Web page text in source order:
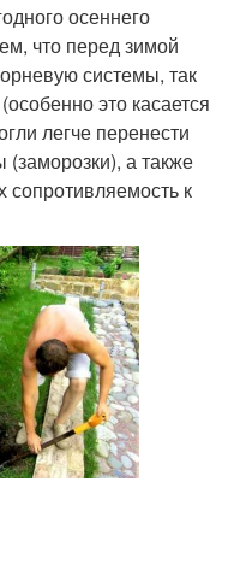
осеннего
что перед зимой
системы, так
это касается
легче перенести
а также
сопротивляемость к